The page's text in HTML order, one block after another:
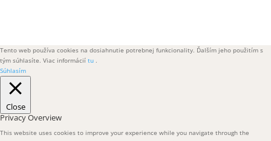
Tento web používa cookies na dosiahnutie potrebnej funkcionality. Ďalším jeho použitím s
tým súhlasíte. Viac informácií tu
Súhlasím
Close
Privacy Overview
This website uses cookies to improve your experience while you navigate through the